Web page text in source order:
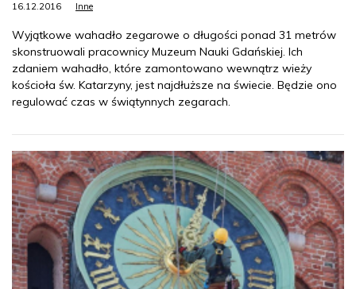
16.12.2016 Inne
Wyjątkowe wahadło zegarowe o długości ponad 31 metrów
skonstruowali pracownicy Muzeum Nauki Gdańskiej. Ich
zdaniem wahadło, które zamontowano wewnątrz wieży
kościoła św. Katarzyny, jest najdłuższe na świecie. Będzie ono
regulować czas w świątynnych zegarach.